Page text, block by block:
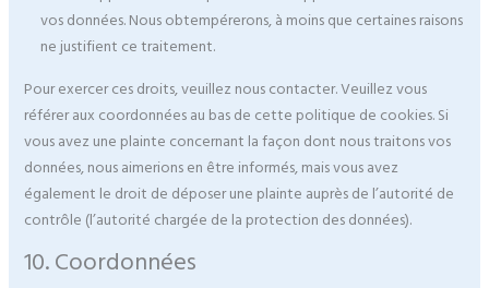
vos données. Nous obtempérerons, à moins que certaines raisons
ne justifient ce traitement.
Pour exercer ces droits, veuillez nous contacter. Veuillez vous
référer aux coordonnées au bas de cette politique de cookies. Si
vous avez une plainte concernant la façon dont nous traitons vos
données, nous aimerions en être informés, mais vous avez
également le droit de déposer une plainte auprès de l’autorité de
contrôle (l’autorité chargée de la protection des données).
10. Coordonnées